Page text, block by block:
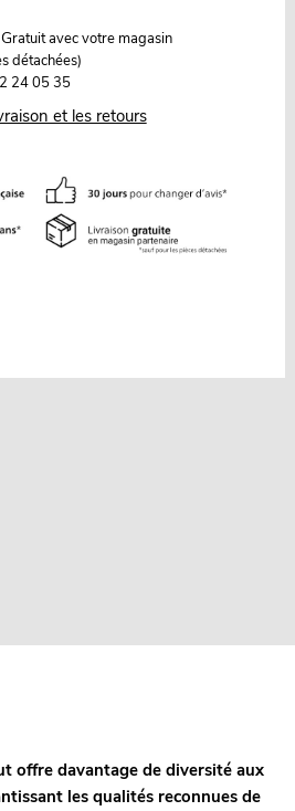
Gratuit avec votre magasin
détachées)
24 05 35
et les retours
offre davantage de diversité aux
les qualités reconnues de